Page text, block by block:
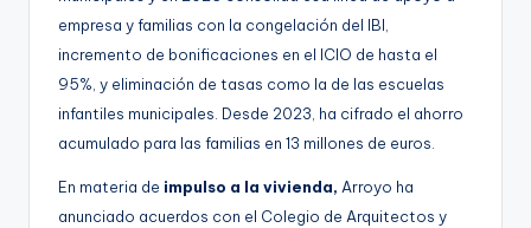
empresa y familias con la congelación del IBI,
incremento de bonificaciones en el ICIO de hasta el
95%, y eliminación de tasas como la de las escuelas
infantiles municipales. Desde 2023, ha cifrado el ahorro
acumulado para las familias en 13 millones de euros.
En materia de impulso a la vivienda, Arroyo ha
anunciado acuerdos con el Colegio de Arquitectos y